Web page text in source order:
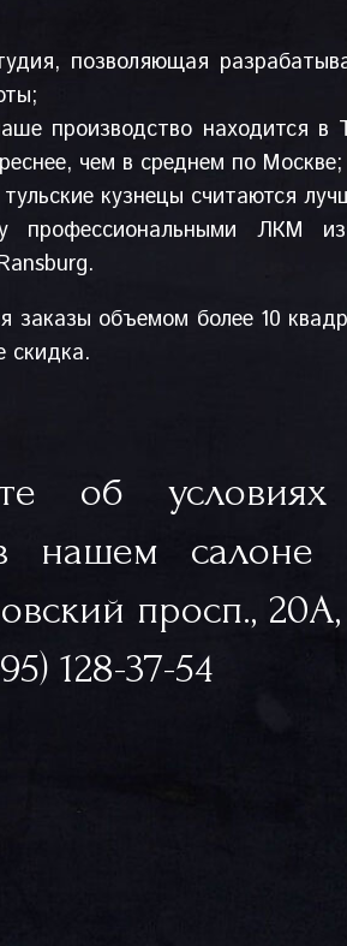
позволяющая
производство находится в
чем в среднем по Москве;
кузнецы считаются
профессиональными ЛКМ
заказы объемом более 10
скидка.
об
нашем салоне
просп.,
128-37-54